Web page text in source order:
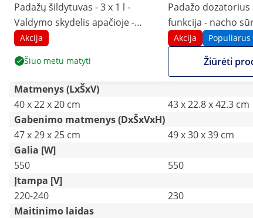
Padažų šildytuvas - 3 x 1 l -
Valdymo skydelis apačioje -
„Royal Catering“
Akcija
Šiuo metu matyti
Padažo
funkcija - nacho
šokoladas - 3,3 l
Akcija Populiarus
Žiūrėti
Matmenys (LxŠxV)
40 x 22 x 20 cm
43 x 22.8 x 42.3 cm
Gabenimo matmenys (DxŠxVxH)
47 x 29 x 25 cm
49 x 30 x 39 cm
Galia [W]
550
550
Įtampa [V]
220-240
230
Maitinimo laidas